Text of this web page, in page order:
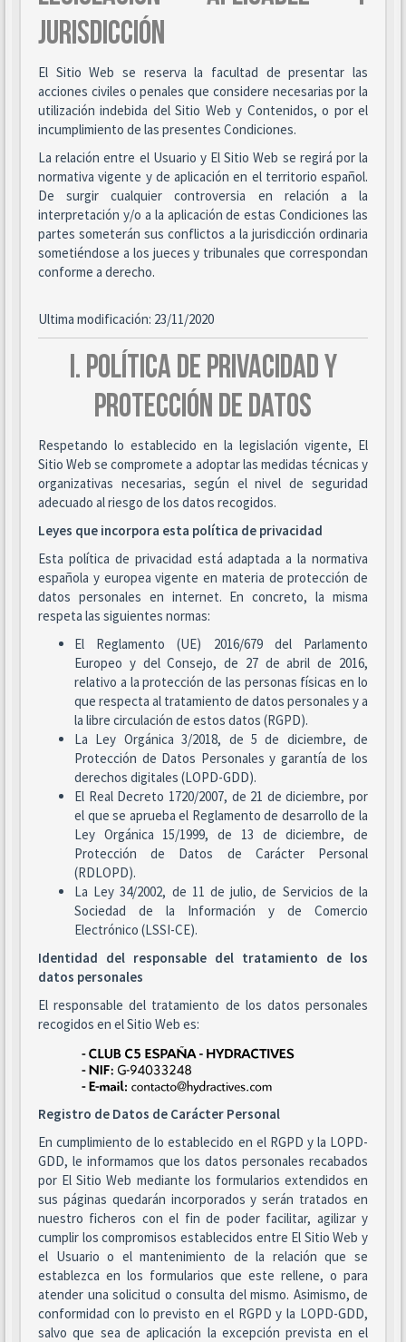
JURISDICCIÓN
El Sitio Web se reserva la facultad de presentar las
acciones civiles o penales que considere necesarias por la
utilización indebida del Sitio Web y Contenidos, o por el
incumplimiento de las presentes Condiciones.
La relación entre el Usuario y El Sitio Web se regirá por la
normativa vigente y de aplicación en el territorio español.
De surgir cualquier controversia en relación a la
interpretación y/o a la aplicación de estas Condiciones las
partes someterán sus conflictos a la jurisdicción ordinaria
sometiéndose a los jueces y tribunales que correspondan
conforme a derecho.
Ultima modificación: 23/11/2020
I. POLÍTICA DE PRIVACIDAD Y
PROTECCIÓN DE DATOS
Respetando lo establecido en la legislación vigente, El
Sitio Web se compromete a adoptar las medidas técnicas y
organizativas necesarias, según el nivel de seguridad
adecuado al riesgo de los datos recogidos.
Leyes que incorpora esta política de privacidad
Esta política de privacidad está adaptada a la normativa
española y europea vigente en materia de protección de
datos personales en internet. En concreto, la misma
respeta las siguientes normas:
El Reglamento (UE) 2016/679 del Parlamento
Europeo y del Consejo, de 27 de abril de 2016,
relativo a la protección de las personas físicas en lo
que respecta al tratamiento de datos personales y a
la libre circulación de estos datos (RGPD).
La Ley Orgánica 3/2018, de 5 de diciembre, de
Protección de Datos Personales y garantía de los
derechos digitales (LOPD-GDD).
El Real Decreto 1720/2007, de 21 de diciembre, por
el que se aprueba el Reglamento de desarrollo de la
Ley Orgánica 15/1999, de 13 de diciembre, de
Protección de Datos de Carácter Personal
(RDLOPD).
La Ley 34/2002, de 11 de julio, de Servicios de la
Sociedad de la Información y de Comercio
Electrónico (LSSI-CE).
Identidad del responsable del tratamiento de los
datos personales
El responsable del tratamiento de los datos personales
recogidos en el Sitio Web es:
Registro de Datos de Carácter Personal
En cumplimiento de lo establecido en el RGPD y la LOPD-
GDD, le informamos que los datos personales recabados
por El Sitio Web mediante los formularios extendidos en
sus páginas quedarán incorporados y serán tratados en
nuestro ficheros con el fin de poder facilitar, agilizar y
cumplir los compromisos establecidos entre El Sitio Web y
el Usuario o el mantenimiento de la relación que se
establezca en los formularios que este rellene, o para
atender una solicitud o consulta del mismo. Asimismo, de
conformidad con lo previsto en el RGPD y la LOPD-GDD,
salvo que sea de aplicación la excepción prevista en el